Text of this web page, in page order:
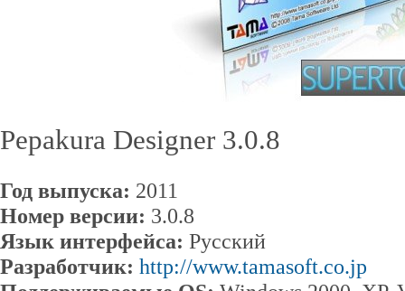
Pepakura Designer 3.0.8
Год выпуска: 2011
Номер версии: 3.0.8
Язык интерфейса: Русский
Разработчик: http://www.tamasoft.co.jp